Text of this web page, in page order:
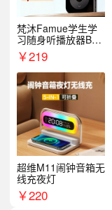
梵沐Famue学生学
习随身听播放器BL1
5（64G）
￥219
超维M11闹钟音箱无
线充夜灯
￥220